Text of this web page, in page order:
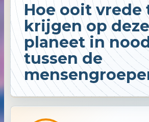
Hoe ooit vrede
krijgen op deze
planeet in
tussen de